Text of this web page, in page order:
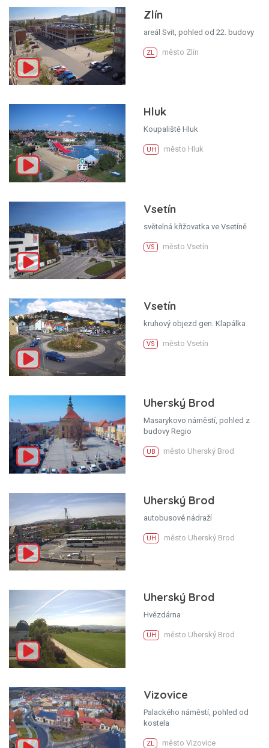
Zlín
areál Svit, pohled od 22. budovy
ZL město Zlín
Hluk
Koupaliště Hluk
UH město Hluk
Vsetín
světelná křižovatka ve Vsetíně
VS město Vsetín
Vsetín
kruhový objezd gen. Klapálka
VS město Vsetín
Uherský Brod
Masarykovo náměstí, pohled z
budovy Regio
UB město Uherský Brod
Uherský Brod
autobusové nádraží
UH město Uherský Brod
Uherský Brod
Hvězdárna
UH město Uherský Brod
Vizovice
Palackého náměstí, pohled od
kostela
ZL město Vizovice